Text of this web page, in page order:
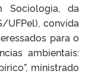
Sociologia, da
UFPel), convida
para o
ambientais:
ministrado